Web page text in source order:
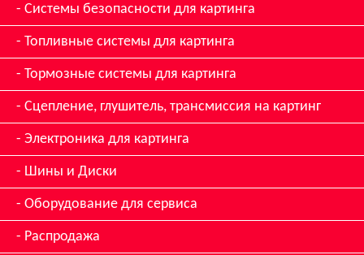
Системы безопасности для картинга
Топливные системы для картинга
Тормозные системы для картинга
Сцепление, глушитель, трансмиссия на картинг
Электроника для картинга
Шины и Диски
Оборудование для сервиса
Распродажа